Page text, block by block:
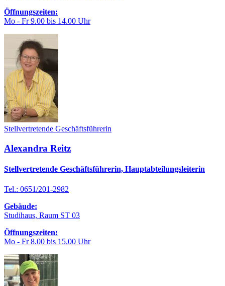
Öffnungszeiten:
Mo - Fr 9.00 bis 14.00 Uhr
Stellvertretende Geschäftsführerin
Alexandra Reitz
Stellvertretende Geschäftsführerin, Hauptabteilungsleiterin
Tel.: 0651/201-2982
Gebäude:
Studihaus, Raum ST 03
Öffnungszeiten:
Mo - Fr 8.00 bis 15.00 Uhr